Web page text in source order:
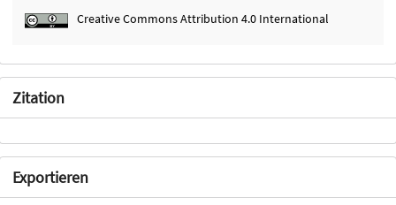
Creative Commons Attribution 4.0 International
Zitation
Exportieren